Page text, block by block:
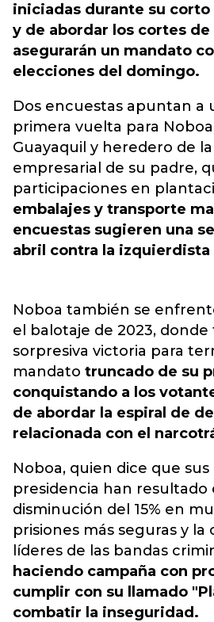
iniciadas durante su
y de abordar los cortes de
asegurarán un mandato
elecciones del domingo.
Dos encuestas apuntan a
primera vuelta para
Guayaquil y heredero de
empresarial de su padre,
participaciones en
embalajes y transporte
encuestas sugieren una
abril contra la izquierdista
Noboa también se
el balotaje de 2023,
sorpresiva victoria para
mandato truncado de su
conquistando a los
de abordar la espiral de
relacionada con el
Noboa, quien dice que sus
presidencia han resultado
disminución del 15% en
prisiones más seguras y la
líderes de las bandas
haciendo campaña con
cumplir con su llamado
combatir la inseguridad.